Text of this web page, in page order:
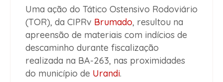
Uma ação do Tático Ostensivo Rodoviário
(TOR), da CIPRv Brumado, resultou na
apreensão de materiais com indícios de
descaminho durante fiscalização
realizada na BA-263, nas proximidades
do município de Urandi.